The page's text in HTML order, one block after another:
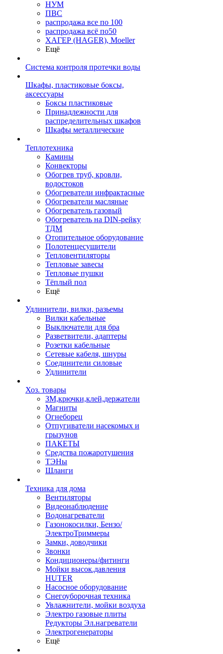
НУМ
ПВС
распродажа все по 100
распродажа всё по50
ХАГЕР (HAGER), Moeller
Ещё
Система контроля протечки воды
Шкафы, пластиковые боксы,
аксессуары
Боксы пластиковые
Принадлежности для
распределительных шкафов
Шкафы металлические
Теплотехника
Камины
Конвекторы
Обогрев труб, кровли,
водостоков
Обогреватели инфрактасные
Обогреватели масляные
Обогреватель газовый
Обогреватель на DIN-рейку
ТДМ
Отопительное оборудование
Полотенцесушители
Тепловентиляторы
Тепловые завесы
Тепловые пушки
Тёплый пол
Ещё
Удлинители, вилки, разьемы
Вилки кабельные
Выключатели для бра
Разветвители, адаптеры
Розетки кабельные
Сетевые кабеля, шнуры
Соединители силовые
Удлинители
Хоз. товары
ЗМ,крючки,клей,держатели
Магниты
Огнеборец
Отпугиватели насекомых и
грызунов
ПАКЕТЫ
Средства пожаротушения
ТЭНы
Шланги
Техника для дома
Вентиляторы
Видеонаблюдение
Водонагреватели
Газонокосилки, Бензо/
ЭлектроТриммеры
Замки, доводчики
Звонки
Кондиционеры/фитинги
Мойки высок.давления
HUTER
Насосное оборудование
Снегоуборочная техника
Увлажнители, мойки воздуха
Электро газовые плиты
Редукторы Эл.нагреватели
Электрогенераторы
Ещё